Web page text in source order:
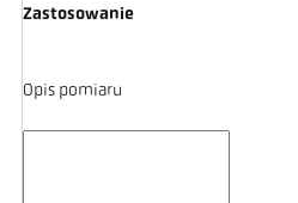
Zastosowanie
Opis pomiaru